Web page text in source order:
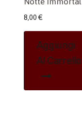
8,00 €
Aggiungi
Al Carrello